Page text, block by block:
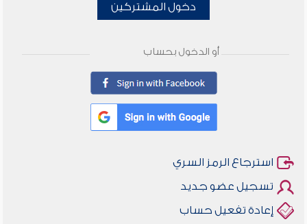
دخول المشتركين
أو الدخول بحساب
استرجاع الرمز السري
تسجيل عضو جديد
إعادة تفعيل حساب